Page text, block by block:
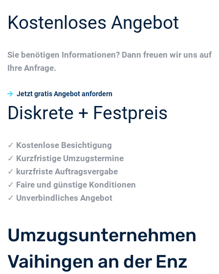
Kostenloses Angebot
Sie benötigen Informationen? Dann freuen wir uns auf
Ihre Anfrage.
Jetzt gratis Angebot anfordern
Diskrete + Festpreis
✓ Kostenlose Besichtigung
✓ Kurzfristige Umzugstermine
✓ kurzfriste Auftragsvergabe
✓ Faire und günstige Konditionen
✓ Unverbindliches Angebot
Umzugsunternehmen
Vaihingen an der Enz